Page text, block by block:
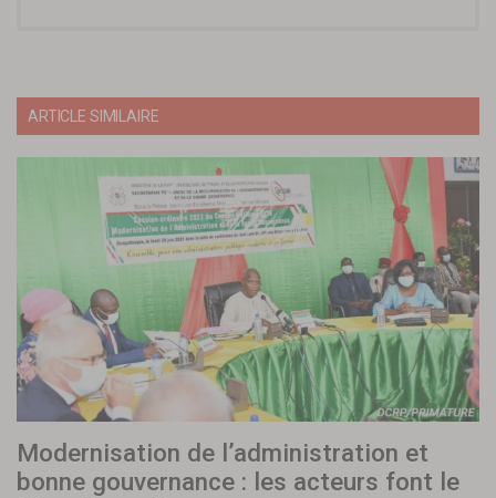
ARTICLE SIMILAIRE
Modernisation de l’administration et
bonne gouvernance : les acteurs font le